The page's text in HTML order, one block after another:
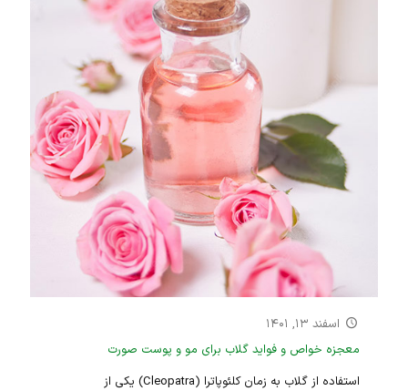
اسفند ۱۳, ۱۴۰۱
معجزه خواص و فواید گلاب برای مو و پوست صورت
استفاده از گلاب به زمان کلئوپاترا (Cleopatra) یکی از